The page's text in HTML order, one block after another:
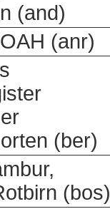
(and)
(anr)
(ber)
(bos)